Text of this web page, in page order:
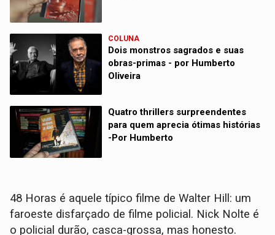
COLUNA
Dois monstros sagrados e suas
obras-primas - por Humberto
Oliveira
Quatro thrillers surpreendentes
para quem aprecia ótimas histórias
-Por Humberto
48 Horas é aquele típico filme de Walter Hill: um
faroeste disfarçado de filme policial. Nick Nolte é
o policial durão, casca-grossa, mas honesto.